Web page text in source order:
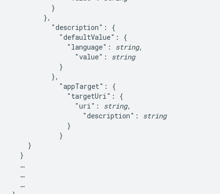
          }
        },
          "description": {
            "defaultValue": {
              "language":
string,
                "value":
string
            }
          },
            "appTarget": {
              "targetUri": {
                "uri":
string,
                  "description":
string
              }
            }
    }
  }
  …
  …
  …